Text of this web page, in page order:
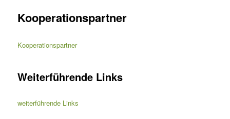
Kooperationspartner
Kooperationspartner
Weiterführende Links
weiterführende Links